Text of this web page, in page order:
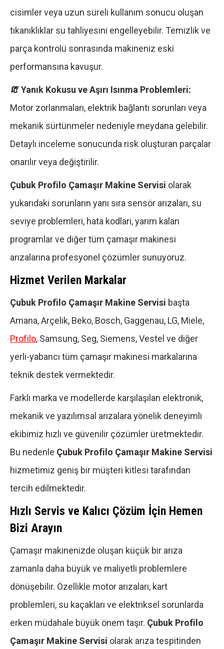
cisimler veya uzun süreli kullanım sonucu oluşan
tıkanıklıklar su tahliyesini engelleyebilir. Temizlik ve
parça kontrolü sonrasında makineniz eski
performansına kavuşur.
🧯 Yanık Kokusu ve Aşırı Isınma Problemleri:
Motor zorlanmaları, elektrik bağlantı sorunları veya
mekanik sürtünmeler nedeniyle meydana gelebilir.
Detaylı inceleme sonucunda risk oluşturan parçalar
onarılır veya değiştirilir.
Çubuk Profilo Çamaşır Makine Servisi olarak
yukarıdaki sorunların yanı sıra sensör arızaları, su
seviye problemleri, hata kodları, yarım kalan
programlar ve diğer tüm çamaşır makinesi
arızalarına profesyonel çözümler sunuyoruz.
Hizmet Verilen Markalar
Çubuk Profilo Çamaşır Makine Servisi başta
Amana, Arçelik, Beko, Bosch, Gaggenau, LG, Miele,
Profilo, Samsung, Seg, Siemens, Vestel ve diğer
yerli-yabancı tüm çamaşır makinesi markalarına
teknik destek vermektedir.
Farklı marka ve modellerde karşılaşılan elektronik,
mekanik ve yazılımsal arızalara yönelik deneyimli
ekibimiz hızlı ve güvenilir çözümler üretmektedir.
Bu nedenle Çubuk Profilo Çamaşır Makine Servisi
hizmetimiz geniş bir müşteri kitlesi tarafından
tercih edilmektedir.
Hızlı Servis ve Kalıcı Çözüm İçin Hemen
Bizi Arayın
Çamaşır makinenizde oluşan küçük bir arıza
zamanla daha büyük ve maliyetli problemlere
dönüşebilir. Özellikle motor arızaları, kart
problemleri, su kaçakları ve elektriksel sorunlarda
erken müdahale büyük önem taşır. Çubuk Profilo
Çamaşır Makine Servisi olarak arıza tespitinden